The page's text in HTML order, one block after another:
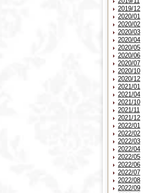
2019/12
2020/01
2020/02
2020/03
2020/04
2020/05
2020/06
2020/07
2020/10
2020/12
2021/01
2021/04
2021/10
2021/11
2021/12
2022/01
2022/02
2022/03
2022/04
2022/05
2022/06
2022/07
2022/08
2022/09